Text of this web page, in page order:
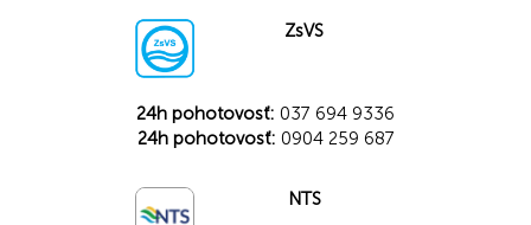
ZsVS
24h pohotovosť: 037 694 9336
24h pohotovosť: 0904 259 687
NTS